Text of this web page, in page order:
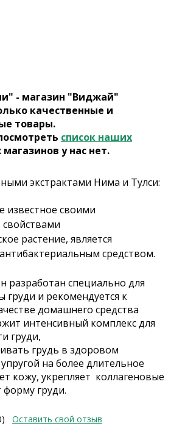
- магазин "Виджай"
качественные и
товары.
список наших
магазинов у нас нет.
экстрактами Нима и Тулси:
известное своими
растение, является
средством.
разработан специально для
и рекомендуется к
домашнего средства
интенсивный комплекс для
груди,
грудь в здоровом
на более длительное
кожу, укрепляет коллагеновые
груди.
Оставить свой отзыв